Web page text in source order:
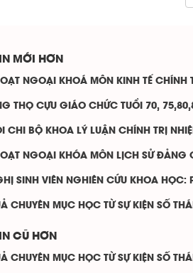
MỚI HƠN
NGOẠI KHOÁ MÔN KINH TẾ CHÍNH
THỌ CỰU GIÁO CHỨC TUỔI 70,
CHI BỘ KHOA LÝ LUẬN CHÍNH TRỊ
NGOẠI KHÓA MÔN LỊCH SỬ ĐẢNG
SINH VIÊN NGHIÊN CỨU KHOA
CHUYÊN MỤC HỌC TỪ SỰ KIỆN SỐ
CŨ HƠN
CHUYÊN MỤC HỌC TỪ SỰ KIỆN SỐ